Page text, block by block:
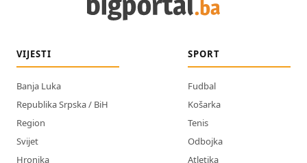
VIJESTI
Banja Luka
Republika Srpska / BiH
Region
Svijet
Hronika
SPORT
Fudbal
Košarka
Tenis
Odbojka
Atletika